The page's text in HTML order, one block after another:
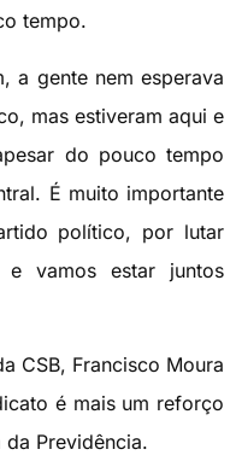
tempo.
a gente nem esperava
mas estiveram aqui e
do pouco tempo
É muito importante
político, por lutar
e vamos estar juntos
CSB, Francisco Moura
é mais um reforço
Previdência.